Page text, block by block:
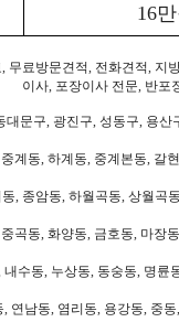
16
료방문견적, 전화견적,
이사, 포장이사 전문, 반포
문구, 광진구, 성동구, 용
계동, 하계동, 중계본동,
, 종암동, 하월곡동, 상월
곡동, 화양동, 금호동, 마
수동, 누상동, 동숭동, 명
연남동, 염리동, 용강동, 중